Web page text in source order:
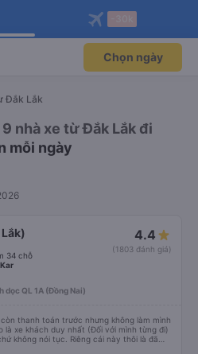
ngay!
viên độc
Mở app
đặt vé máy bay qua
Mở app
Chọn ngày
Đắk Lắk
nhà xe từ Đắk Lắk đi
mỗi ngày
34 chỗ
4.4
(1803 đánh giá)
dọc QL 1A (Đồng Nai)
thanh toán trước nhưng không làm mình
là xe khách duy nhất (Đối với mình từng đi)
không nói tục. Riêng cái này thôi là đã
uống pepsi rất dễ thương chứ không có